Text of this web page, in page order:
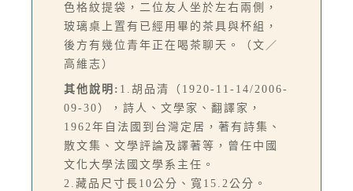
色格紋提袋，二位友人坐於左右兩側，
玻璃桌上置有已經用畢的茶具與杯組，
後方有幾位青年正在喝茶聊天。（文／
高維志）
其他說明: 1.胡品清（1920-11-14/2006-
09-30），詩人、文學家、翻譯家，
1962年自法國到台灣定居，著有詩集、
散文集、文學評論及譯著等，曾任中國
文化大學法國文學系主任。
2.藏品尺寸長10公分、寬15.2公分。